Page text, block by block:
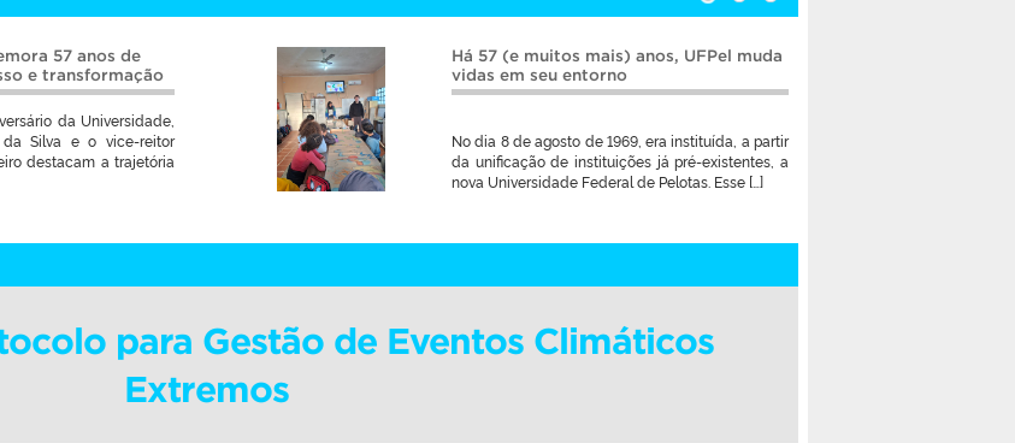
57 anos de
e transformação
da Universidade,
Silva e o vice-reitor
destacam a trajetória
Há 57 (e muitos mais) anos, UFPel muda
vidas em seu entorno
No dia 8 de agosto de 1969, era instituída, a partir
da unificação de instituições já pré-existentes, a
nova Universidade Federal de Pelotas. Esse […]
para Gestão de Eventos Climáticos
Extremos